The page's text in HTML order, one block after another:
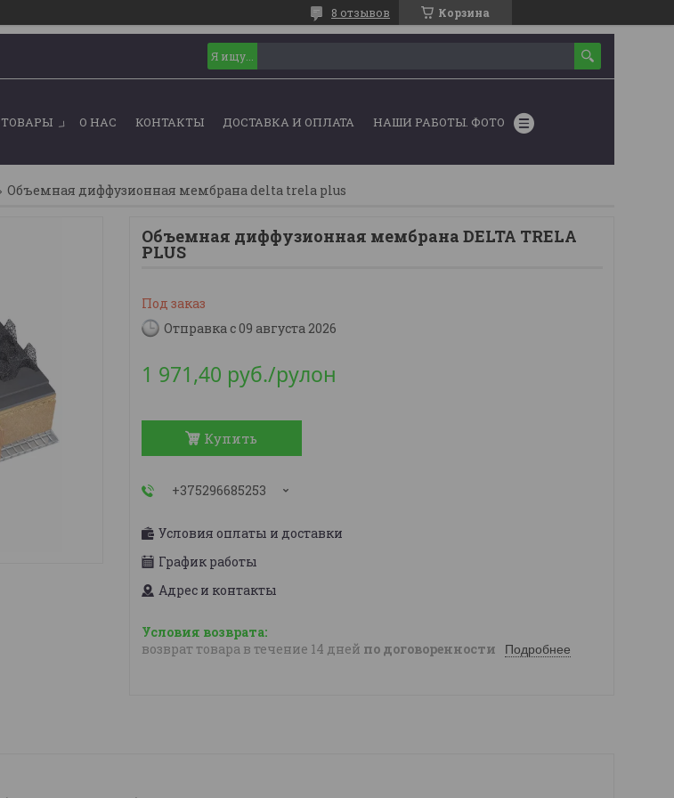
Корзина
8 отзывов
ТОВАРЫ О НАС КОНТАКТЫ ДОСТАВКА И ОПЛАТА НАШИ РАБОТЫ. ФОТО
Объемная диффузионная мембрана delta trela plus
Объемная диффузионная мембрана DELTA TRELA
PLUS
Под заказ
Отправка с 09 августа 2026
1 971,40 руб./рулон
Купить
+375296685253
Условия оплаты и доставки
График работы
Адрес и контакты
возврат товара в течение 14 дней по договоренности Подробнее